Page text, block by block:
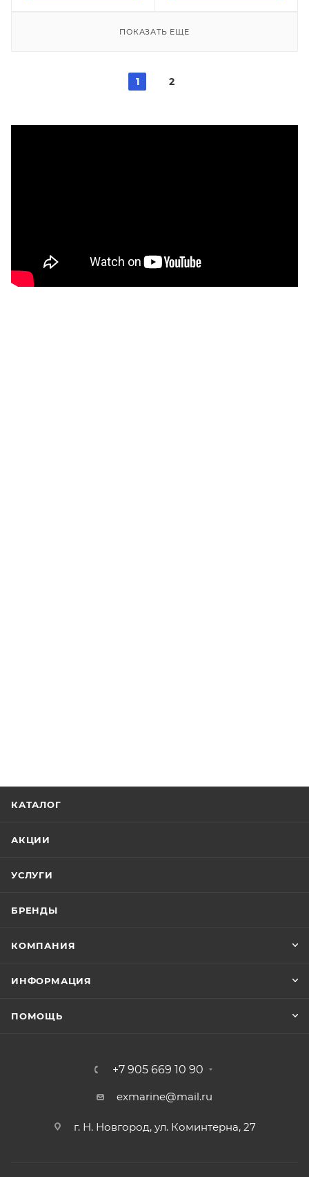
ПОКАЗАТЬ ЕЩЕ
1 2
КАТАЛОГ
АКЦИИ
УСЛУГИ
БРЕНДЫ
КОМПАНИЯ
ИНФОРМАЦИЯ
ПОМОЩЬ
+7 905 669 10 90
exmarine@mail.ru
г. Н. Новгород, ул. Коминтерна, 27